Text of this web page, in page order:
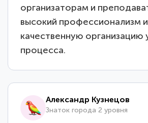
организаторам и
высокий профессионализм и
качественную организацию
процесса.
Александр Кузнецов
Знаток города 2 уровня